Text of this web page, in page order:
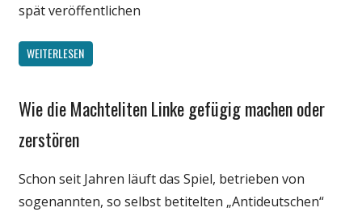
spät veröffentlichen
WEITERLESEN
Gesellschaft
Medien
Wirtschaft
Wissenschaft
Wie die Machteliten Linke gefügig machen oder
zerstören
Schon seit Jahren läuft das Spiel, betrieben von
sogenannten, so selbst betitelten „Antideutschen“